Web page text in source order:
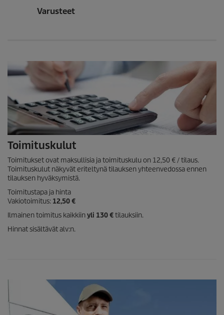
Varusteet
Toimituskulut
Toimitukset ovat maksullisia ja toimituskulu on 12,50 € / tilaus.
Toimituskulut näkyvät eriteltynä tilauksen yhteenvedossa ennen
tilauksen hyväksymistä.
Toimitustapa ja hinta
Vakiotoimitus: 12,50 €
Ilmainen toimitus kaikkiinyli 130 €tilauksiin.
Hinnat sisältävät alv:n.